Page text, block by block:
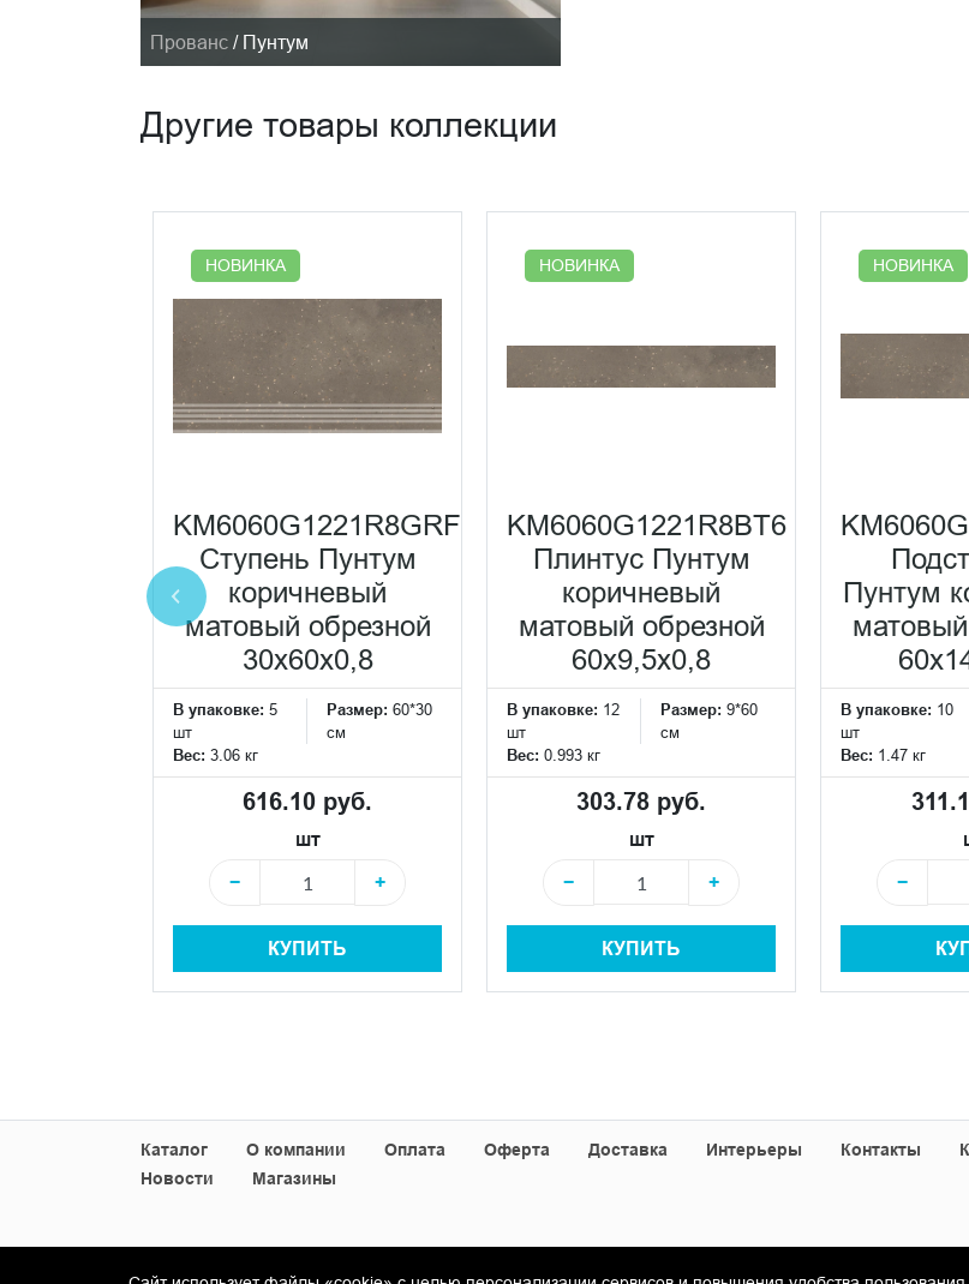
Прованс / Пунтум
Другие товары коллекции
НОВИНКА
KM6060G1221R8GRF
Ступень Пунтум
коричневый
матовый обрезной
30x60x0,8
В упаковке: 5
шт
Размер: 60*30
см
Вес: 3.06 кг
616.10 руб.
шт
−
+
КУПИТЬ
НОВИНКА
KM6060G1221R8BT6
Плинтус Пунтум
коричневый
матовый обрезной
60x9,5x0,8
В упаковке: 12
шт
Размер: 9*60
см
Вес: 0.993 кг
303.78 руб.
шт
−
+
КУПИТЬ
НОВИНКА
Пунтум
В упаковке: 10
шт
Вес: 1.47 кг
−
Каталог О компании Оплата Оферта Доставка Интерьеры Контакты
Новости
Магазины